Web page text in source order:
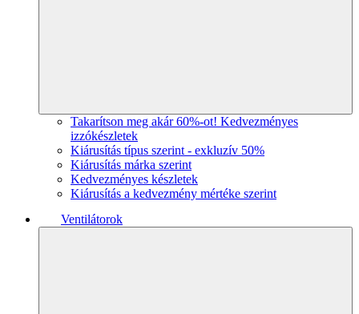
Takarítson meg akár 60%-ot! Kedvezményes
izzókészletek
Kiárusítás típus szerint - exkluzív 50%
Kiárusítás márka szerint
Kedvezményes készletek
Kiárusítás a kedvezmény mértéke szerint
Ventilátorok